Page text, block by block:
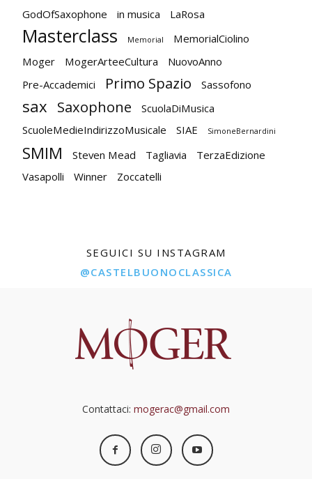
GodOfSaxophone in musica LaRosa
Masterclass Memorial
MemorialCiolino
Moger
MogerArteeCultura
NuovoAnno
Pre-Accademici
Primo Spazio Sassofono
sax Saxophone
ScuolaDiMusica
ScuoleMedieIndirizzoMusicale
SIAE SimoneBernardini
SMIM Steven Mead Tagliavia
TerzaEdizione
Vasapolli
Winner Zoccatelli
SEGUICI SU INSTAGRAM
@CASTELBUONOCLASSICA
Contattaci: mogerac@gmail.com